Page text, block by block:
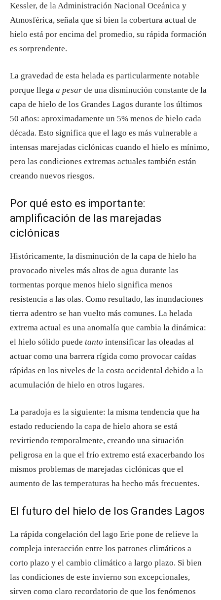
Kessler, de la Administración Nacional Oceánica y
Atmosférica, señala que si bien la cobertura actual de
hielo está por encima del promedio, su rápida formación
es sorprendente.
La gravedad de esta helada es particularmente notable
porque llega a pesar de una disminución constante de la
capa de hielo de los Grandes Lagos durante los últimos
50 años: aproximadamente un 5% menos de hielo cada
década. Esto significa que el lago es más vulnerable a
intensas marejadas ciclónicas cuando el hielo es mínimo,
pero las condiciones extremas actuales también están
creando nuevos riesgos.
Por qué esto es importante:
amplificación de las marejadas
ciclónicas
Históricamente, la disminución de la capa de hielo ha
provocado niveles más altos de agua durante las
tormentas porque menos hielo significa menos
resistencia a las olas. Como resultado, las inundaciones
tierra adentro se han vuelto más comunes. La helada
extrema actual es una anomalía que cambia la dinámica:
el hielo sólido puede tanto intensificar las oleadas al
actuar como una barrera rígida como provocar caídas
rápidas en los niveles de la costa occidental debido a la
acumulación de hielo en otros lugares.
La paradoja es la siguiente: la misma tendencia que ha
estado reduciendo la capa de hielo ahora se está
revirtiendo temporalmente, creando una situación
peligrosa en la que el frío extremo está exacerbando los
mismos problemas de marejadas ciclónicas que el
aumento de las temperaturas ha hecho más frecuentes.
El futuro del hielo de los Grandes Lagos
La rápida congelación del lago Erie pone de relieve la
compleja interacción entre los patrones climáticos a
corto plazo y el cambio climático a largo plazo. Si bien
las condiciones de este invierno son excepcionales,
sirven como claro recordatorio de que los fenómenos